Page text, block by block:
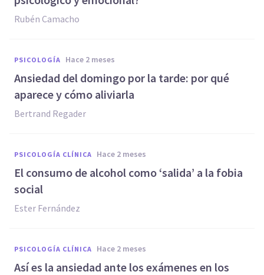
Rubén Camacho
PSICOLOGÍA hace 2 meses
Ansiedad del domingo por la tarde: por qué
aparece y cómo aliviarla
Bertrand Regader
PSICOLOGÍA CLÍNICA hace 2 meses
El consumo de alcohol como ‘salida’ a la fobia
social
Ester Fernández
PSICOLOGÍA CLÍNICA hace 2 meses
Así es la ansiedad ante los exámenes en los